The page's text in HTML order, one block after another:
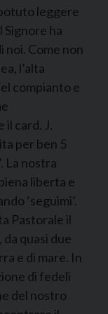
leggere
Signore ha
noi. Come non
l’alta
compianto e
card. J.
per ben 5
La nostra
liberta e
‘seguimi’.
Pastorale il
quasi due
e di mare. In
di fedeli
del nostro